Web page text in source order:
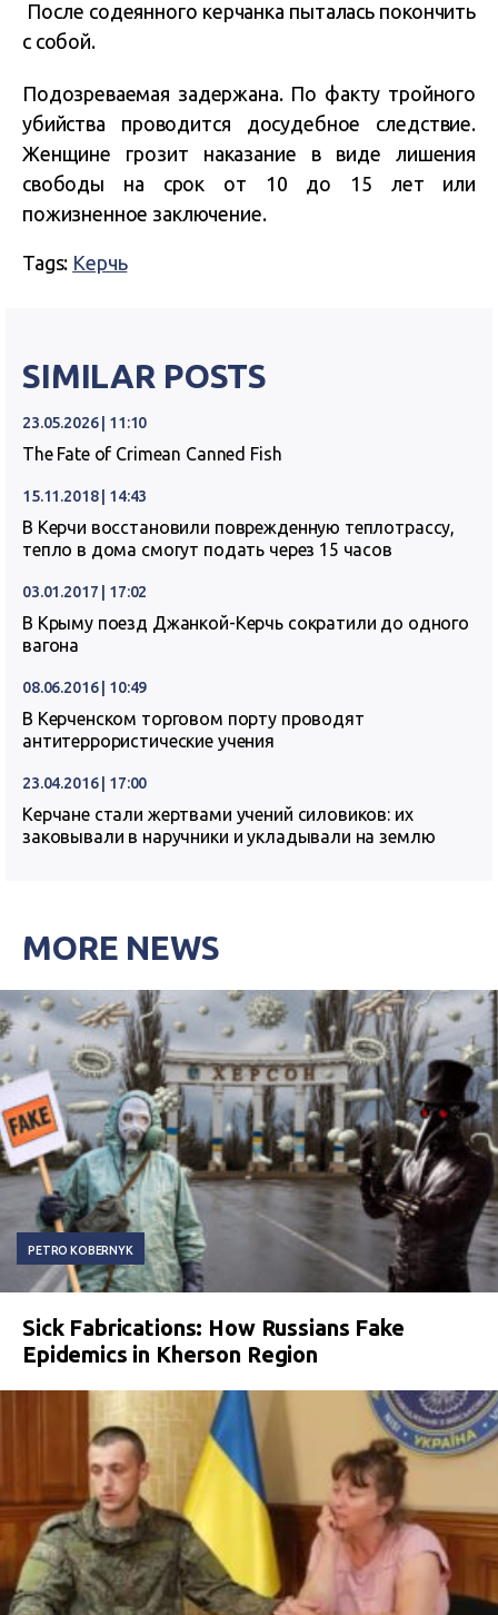
После содеянного керчанка пыталась покончить
с собой.
Подозреваемая задержана. По факту тройного
убийства проводится досудебное следствие.
Женщине грозит наказание в виде лишения
свободы на срок от 10 до 15 лет или
пожизненное заключение.
Tags: Керчь
SIMILAR POSTS
23.05.2026 | 11:10
The Fate of Crimean Canned Fish
15.11.2018 | 14:43
В Керчи восстановили поврежденную теплотрассу,
тепло в дома смогут подать через 15 часов
03.01.2017 | 17:02
В Крыму поезд Джанкой-Керчь сократили до одного
вагона
08.06.2016 | 10:49
В Керченском торговом порту проводят
антитеррористические учения
23.04.2016 | 17:00
Керчане стали жертвами учений силовиков: их
заковывали в наручники и укладывали на землю
MORE NEWS
PETRO KOBERNYK
Sick Fabrications: How Russians Fake
Epidemics in Kherson Region